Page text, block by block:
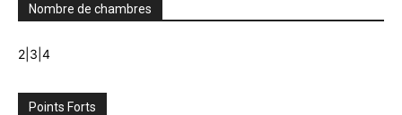
Nombre de chambres
2|3|4
Points Forts